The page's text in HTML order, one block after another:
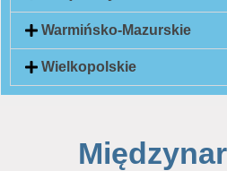
Warmińsko-Mazurskie
Wielkopolskie